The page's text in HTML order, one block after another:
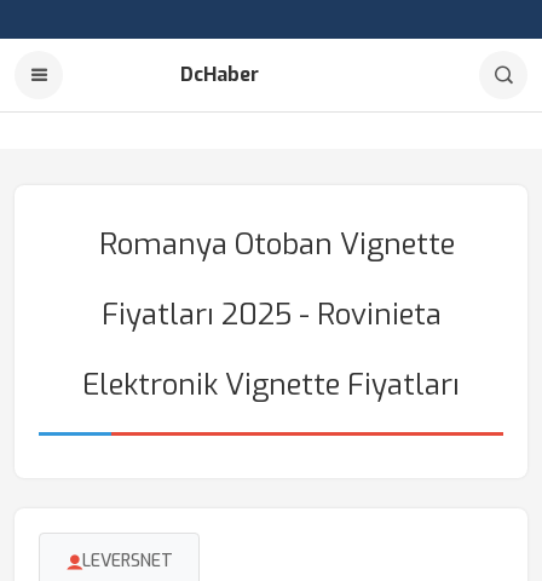
DcHaber
Romanya Otoban Vignette
Fiyatları 2025 - Rovinieta
Elektronik Vignette Fiyatları
LEVERSNET